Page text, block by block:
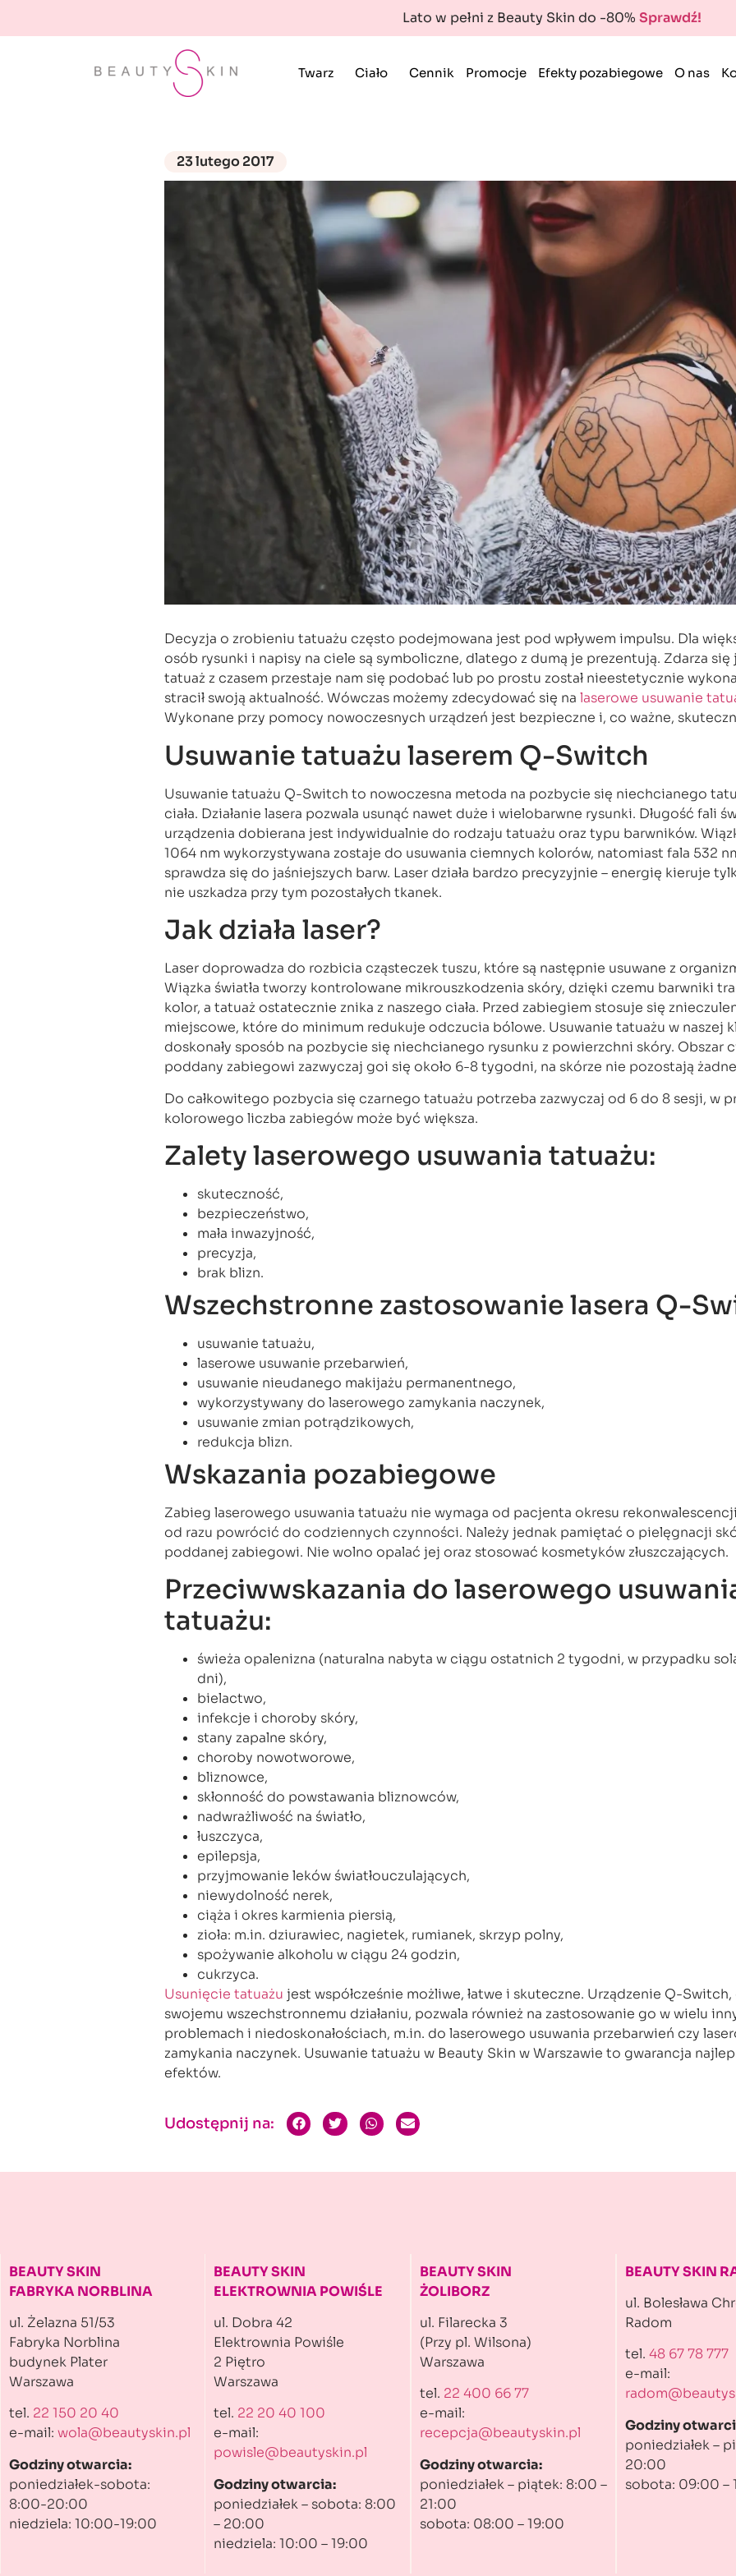
Lato w pełni z Beauty Skin do -80% Sprawdź!
Twarz Ciało Cennik Promocje Efekty pozabiegowe O nas
23 lutego 2017
Decyzja o zrobieniu tatuażu często podejmowana jest pod wpływem impulsu. Dla
osób rysunki i napisy na ciele są symboliczne, dlatego z dumą je prezentują. Zdarza się
tatuaż z czasem przestaje nam się podobać lub po prostu został nieestetycznie
stracił swoją aktualność. Wówczas możemy zdecydować się na laserowe usuwanie
Wykonane przy pomocy nowoczesnych urządzeń jest bezpieczne i, co ważne,
Usuwanie tatuażu laserem Q-Switch
Usuwanie tatuażu Q-Switch to nowoczesna metoda na pozbycie się niechcianego
ciała. Działanie lasera pozwala usunąć nawet duże i wielobarwne rysunki. Długość fali
urządzenia dobierana jest indywidualnie do rodzaju tatuażu oraz typu barwników.
1064 nm wykorzystywana zostaje do usuwania ciemnych kolorów, natomiast fala 532
sprawdza się do jaśniejszych barw. Laser działa bardzo precyzyjnie – energię kieruje
nie uszkadza przy tym pozostałych tkanek.
Jak działa laser?
Laser doprowadza do rozbicia cząsteczek tuszu, które są następnie usuwane z
Wiązka światła tworzy kontrolowane mikrouszkodzenia skóry, dzięki czemu barwniki
kolor, a tatuaż ostatecznie znika z naszego ciała. Przed zabiegiem stosuje się
miejscowe, które do minimum redukuje odczucia bólowe. Usuwanie tatuażu w naszej
doskonały sposób na pozbycie się niechcianego rysunku z powierzchni skóry. Obszar
poddany zabiegowi zazwyczaj goi się około 6-8 tygodni, na skórze nie pozostają
Do całkowitego pozbycia się czarnego tatuażu potrzeba zazwyczaj od 6 do 8 sesji, w
kolorowego liczba zabiegów może być większa.
Zalety laserowego usuwania tatuażu:
skuteczność,
bezpieczeństwo,
mała inwazyjność,
precyzja,
brak blizn.
Wszechstronne zastosowanie lasera Q-
usuwanie tatuażu,
laserowe usuwanie przebarwień,
usuwanie nieudanego makijażu permanentnego,
wykorzystywany do laserowego zamykania naczynek,
usuwanie zmian potrądzikowych,
redukcja blizn.
Wskazania pozabiegowe
Zabieg laserowego usuwania tatuażu nie wymaga od pacjenta okresu
od razu powrócić do codziennych czynności. Należy jednak pamiętać o pielęgnacji
poddanej zabiegowi. Nie wolno opalać jej oraz stosować kosmetyków złuszczających.
Przeciwwskazania do laserowego
tatuażu:
świeża opalenizna (naturalna nabyta w ciągu ostatnich 2 tygodni, w przypadku
dni),
bielactwo,
infekcje i choroby skóry,
stany zapalne skóry,
choroby nowotworowe,
bliznowce,
skłonność do powstawania bliznowców,
nadwrażliwość na światło,
łuszczyca,
epilepsja,
przyjmowanie leków światłouczulających,
niewydolność nerek,
ciąża i okres karmienia piersią,
zioła: m.in. dziurawiec, nagietek, rumianek, skrzyp polny,
spożywanie alkoholu w ciągu 24 godzin,
cukrzyca.
Usunięcie tatuażu jest współcześnie możliwe, łatwe i skuteczne. Urządzenie Q-
swojemu wszechstronnemu działaniu, pozwala również na zastosowanie go w wielu
problemach i niedoskonałościach, m.in. do laserowego usuwania przebarwień czy
zamykania naczynek. Usuwanie tatuażu w Beauty Skin w Warszawie to gwarancja
efektów.
Udostępnij na:
BEAUTY SKIN
FABRYKA NORBLINA
ul. Żelazna 51/53
Fabryka Norblina
budynek Plater
Warszawa
tel. 22 150 20 40
e-mail: wola@beautyskin.pl
Godziny otwarcia:
poniedziałek-sobota:
8:00-20:00
niedziela: 10:00-19:00
BEAUTY SKIN
ELEKTROWNIA POWIŚLE
ul. Dobra 42
Elektrownia Powiśle
2 Piętro
Warszawa
tel. 22 20 40 100
e-mail:
powisle@beautyskin.pl
Godziny otwarcia:
poniedziałek – sobota: 8:00
– 20:00
niedziela: 10:00 – 19:00
BEAUTY SKIN
ŻOLIBORZ
ul. Filarecka 3
(Przy pl. Wilsona)
Warszawa
tel. 22 400 66 77
e-mail:
recepcja@beautyskin.pl
Godziny otwarcia:
poniedziałek – piątek: 8:00 –
21:00
sobota: 08:00 – 19:00
BEAUTY SKIN
ul. Bolesława
Radom
tel. 48 67 78 777
e-mail:
Godziny
poniedziałek –
20:00
sobota: 09:00 –